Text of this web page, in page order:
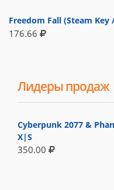
Freedom Fall (Steam Key
176.66
Лидеры продаж
Cyberpunk 2077 &
X|S
350.00